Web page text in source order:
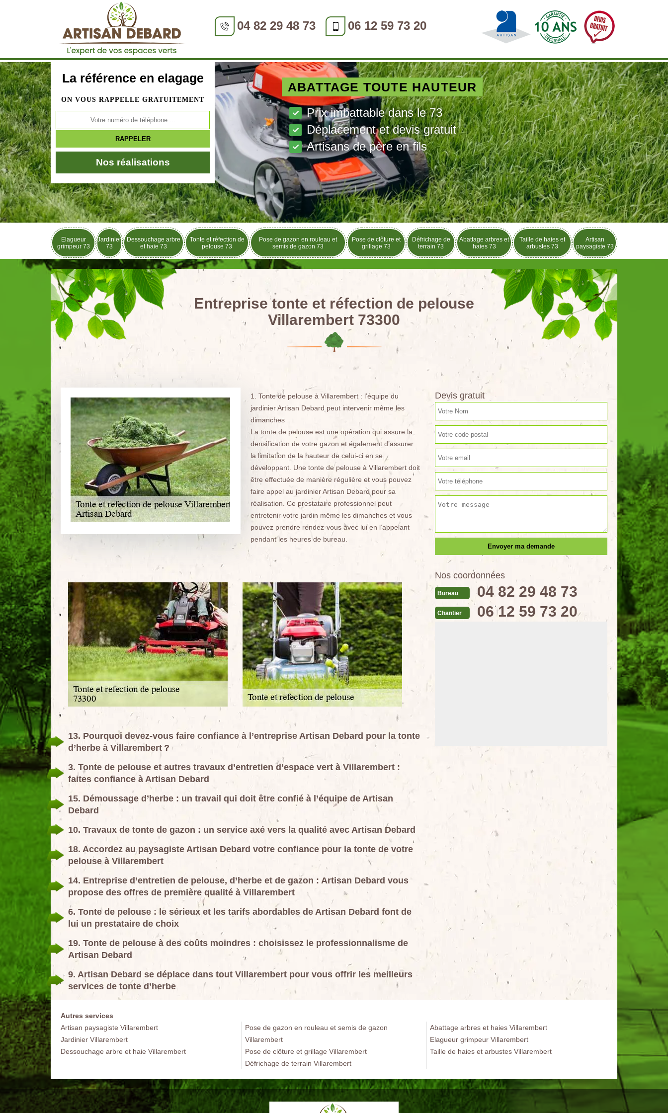
04 82 29 48 73 06 12 59 73 20
La référence en elagage
ON VOUS RAPPELLE GRATUITEMENT
Nos réalisations
ABATTAGE TOUTE HAUTEUR
Prix imbattable dans le 73
Déplacement et devis gratuit
Artisans de père en fils
Elagueur
grimpeur 73
Jardinier
73
Dessouchage arbre
et haie 73
Tonte et réfection de
pelouse 73
Pose de gazon en rouleau et
semis de gazon 73
Pose de clôture et
grillage 73
Défrichage de
terrain 73
Abattage arbres et
haies 73
Taille de haies et
arbustes 73
Artisan
paysagiste 73
Entreprise tonte et réfection de pelouse
Villarembert 73300
1. Tonte de pelouse à Villarembert : l’équipe du
jardinier Artisan Debard peut intervenir même les
dimanches
La tonte de pelouse est une opération qui assure la
densification de votre gazon et également d’assurer
la limitation de la hauteur de celui-ci en se
développant. Une tonte de pelouse à Villarembert doit
être effectuée de manière régulière et vous pouvez
faire appel au jardinier Artisan Debard pour sa
réalisation. Ce prestataire professionnel peut
entretenir votre jardin même les dimanches et vous
pouvez prendre rendez-vous avec lui en l’appelant
pendant les heures de bureau.
13. Pourquoi devez-vous faire confiance à l’entreprise Artisan Debard pour la tonte
d’herbe à Villarembert ?
3. Tonte de pelouse et autres travaux d’entretien d’espace vert à Villarembert :
faites confiance à Artisan Debard
15. Démoussage d’herbe : un travail qui doit être confié à l’équipe de Artisan
Debard
10. Travaux de tonte de gazon : un service axé vers la qualité avec Artisan Debard
18. Accordez au paysagiste Artisan Debard votre confiance pour la tonte de votre
pelouse à Villarembert
14. Entreprise d’entretien de pelouse, d’herbe et de gazon : Artisan Debard vous
propose des offres de première qualité à Villarembert
6. Tonte de pelouse : le sérieux et les tarifs abordables de Artisan Debard font de
lui un prestataire de choix
19. Tonte de pelouse à des coûts moindres : choisissez le professionnalisme de
Artisan Debard
9. Artisan Debard se déplace dans tout Villarembert pour vous offrir les meilleurs
services de tonte d’herbe
Devis gratuit
Nos coordonnées
Bureau 04 82 29 48 73
Chantier 06 12 59 73 20
Autres services
Artisan paysagiste Villarembert
Jardinier Villarembert
Dessouchage arbre et haie Villarembert
Pose de gazon en rouleau et semis de gazon
Villarembert
Pose de clôture et grillage Villarembert
Défrichage de terrain Villarembert
Abattage arbres et haies Villarembert
Elagueur grimpeur Villarembert
Taille de haies et arbustes Villarembert